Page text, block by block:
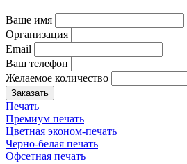
Ваше имя
Организация
Email
Ваш телефон
Желаемое количество
Заказать
Печать
Премиум печать
Цветная эконом-печать
Черно-белая печать
Офсетная печать